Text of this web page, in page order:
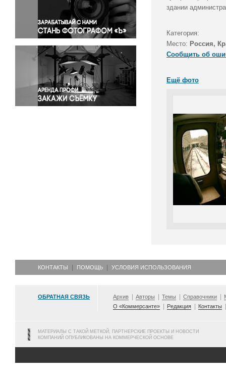
Правосудие
Происшествия и конфликты
Религия
Светская жизнь
Спорт
Экология
Экономика и бизнес
здании
Категория:
Место: Россия,
Сообщить об
Ещё фото
КОНТАКТЫ ПОМОЩЬ УСЛОВИЯ ИСПОЛЬЗОВАНИЯ
ОБРАТНАЯ СВЯЗЬ Архив Авторы Темы Справочники
О «Коммерсанте»
Редакция Контакты
МАТЕРИАЛЫ С ТАКОЙ МЕТКОЙ, ПАРТНЕРСКИЕ ПРОЕКТЫ И НОВОСТИ
КОМПАНИЙ ОПУБЛИКОВАНЫ НА КОММЕРЧЕСКОЙ ОСНОВЕ